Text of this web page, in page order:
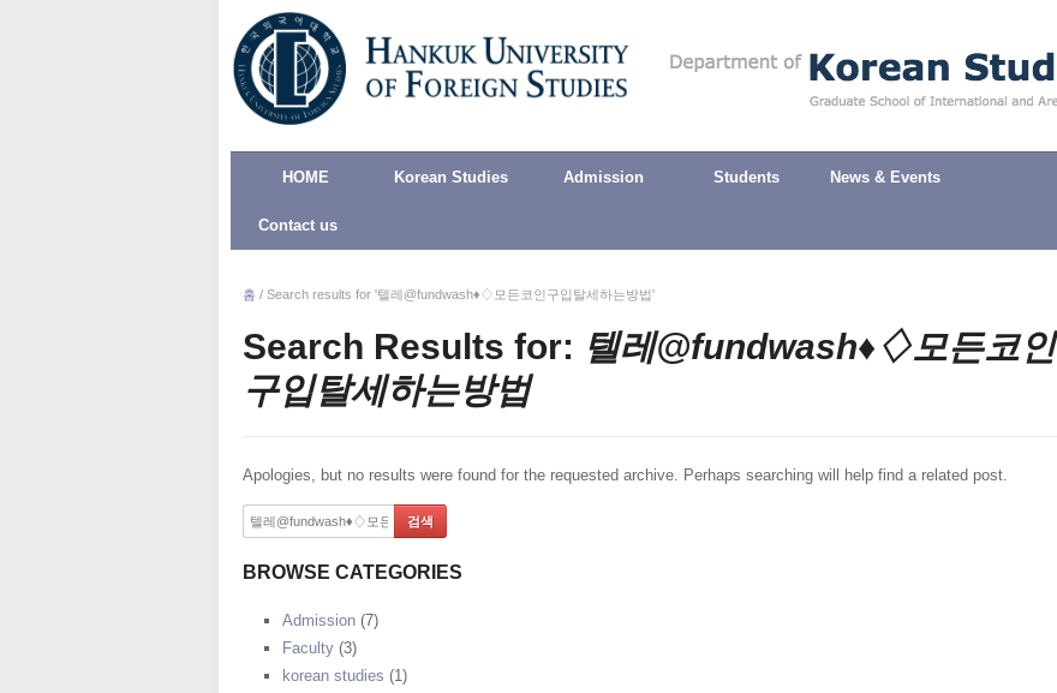
HOME Korean Studies Admission Students News & Events
Contact us
홈 / Search results for '텔레@fundwash♦♢모든코인구입탈세하는방법'
Search Results for: 텔레@fundwash♦♢모든코인
구입탈세하는방법
Apologies, but no results were found for the requested archive. Perhaps searching will help find a related post.
BROWSE CATEGORIES
Admission (7)
Faculty (3)
korean studies (1)